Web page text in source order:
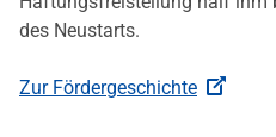
des Neustarts.
Zur Fördergeschichte